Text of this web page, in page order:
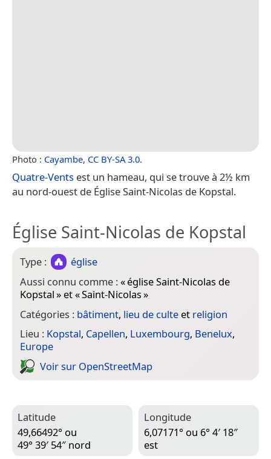
Photo : Cayambe, CC BY-SA 3.0.
Quatre-Vents est un hameau, qui se trouve à 2½ km
au nord-ouest de Église Saint-Nicolas de Kopstal.
Église Saint-Nicolas de Kopstal
Type :
église
Aussi connu comme :«église Saint-Nicolas de
Kopstal» et «Saint-Nicolas»
Catégories : bâtiment, lieu de culte et religion
Lieu : Kopstal, Capellen, Luxembourg, Benelux,
Europe
Voir sur Open­Street­Map
Latitude
49,66492° ou
49° 39′ 54″ nord
Longitude
6,07171° ou 6° 4′ 18″
est